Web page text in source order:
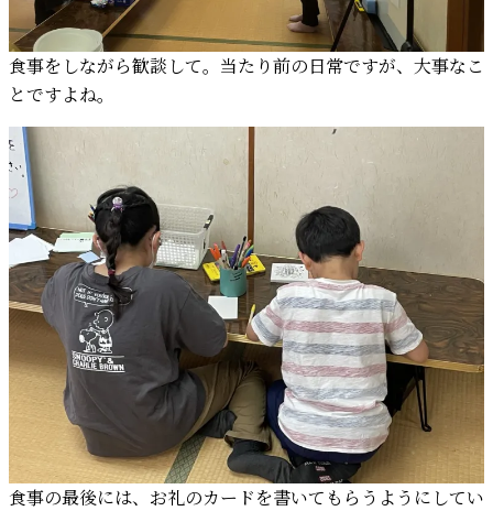
食事をしながら歓談して。当たり前の日常ですが、大事なこ
とですよね。
食事の最後には、お礼のカードを書いてもらうようにしてい